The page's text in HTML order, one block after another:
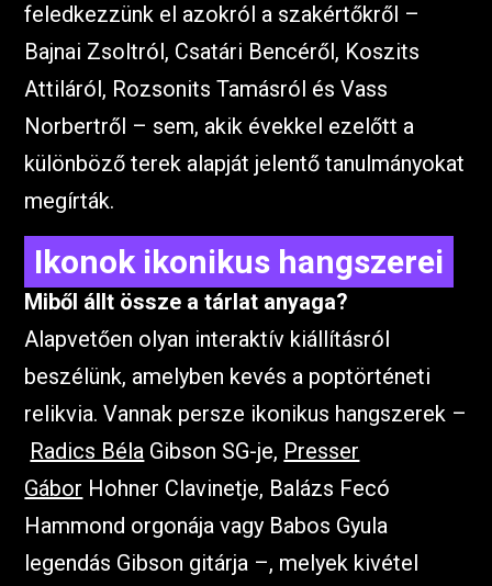
feledkezzünk el azokról a szakértőkről –
Bajnai Zsoltról, Csatári Bencéről, Koszits
Attiláról, Rozsonits Tamásról és Vass
Norbertről – sem, akik évekkel ezelőtt a
különböző terek alapját jelentő tanulmányokat
megírták.
Ikonok ikonikus hangszerei
Miből állt össze a tárlat anyaga?
Alapvetően olyan interaktív kiállításról
beszélünk, amelyben kevés a poptörténeti
relikvia. Vannak persze ikonikus hangszerek –
Radics Béla Gibson SG-je, Presser
Gábor Hohner Clavinetje, Balázs Fecó
Hammond orgonája vagy Babos Gyula
legendás Gibson gitárja –, melyek kivétel